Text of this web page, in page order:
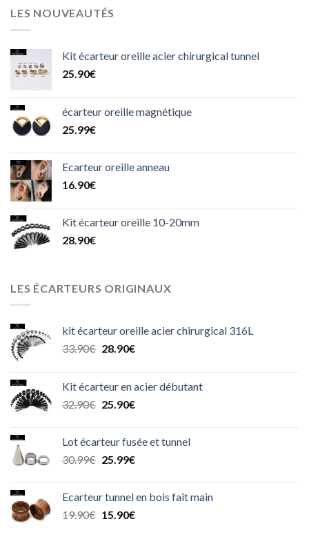
LES NOUVEAUTÉS
Kit écarteur oreille acier chirurgical tunnel
25.90€
écarteur oreille magnétique
25.99€
Ecarteur oreille anneau
16.90€
Kit écarteur oreille 10-20mm
28.90€
LES ÉCARTEURS ORIGINAUX
kit écarteur oreille acier chirurgical 316L
33.90€ Le
était :
33.90€.
28.90€Le
est :
28.90€.
Kit écarteur en acier débutant
32.90€ Le
était :
32.90€.
25.90€Le
est :
25.90€.
Lot écarteur fusée et tunnel
30.99€ Le
était :
30.99€.
25.99€Le
est :
25.99€.
Ecarteur tunnel en bois fait main
19.90€ Le
15.90€Le